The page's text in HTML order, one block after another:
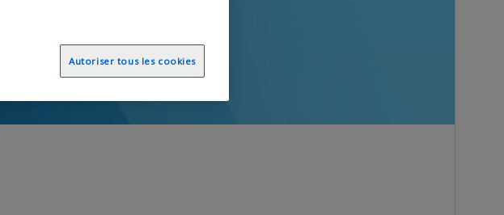
Autoriser tous les cookies